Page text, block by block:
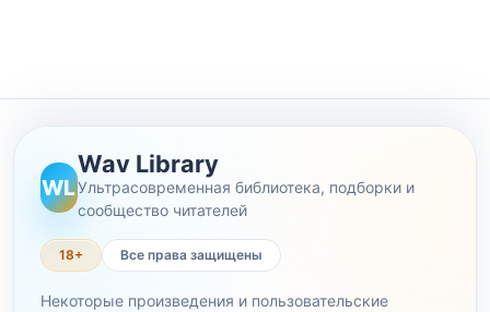
WL
Wav Library
Ультрасовременная библиотека, подборки и
сообщество читателей
18+ Все права защищены
Некоторые произведения и пользовательские